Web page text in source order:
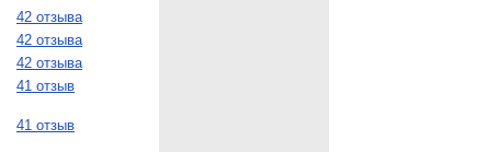
42 отзыва
42 отзыва
42 отзыва
41 отзыв
41 отзыв